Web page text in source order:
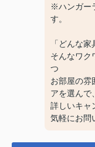
※ハンガー
す。
「どんな
そんなワク
つ
お部屋の雰
アを選んで
詳しいキャ
気軽にお問